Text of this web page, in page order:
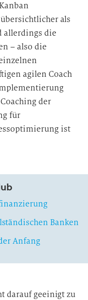
als
allerdings die
– also die
agilen Coach
der
für
ist
Banken
Anfang
darauf geeinigt zu